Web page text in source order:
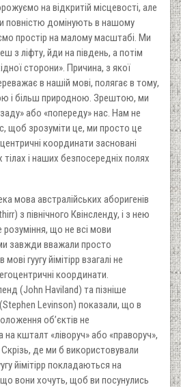
на відкритій місцевості, але
повністю домінують в нашому
простір на малому масштабі. Ми
з ліфту, йди на південь, а потім
сторони». Причина, з якої
в нашій мові, полягає в тому,
і більш природною. Зрештою, ми
або «попереду» нас. Нам не
щоб зрозуміти це, ми просто це
координати засновані
і наших безпосередніх полях
мова австралійських аборигенів
з північного Квінсленду, і з нею
що не всі мови
завжди вважали просто
гуугу йімітірр взагалі не
координати.
(John Haviland) та пізніше
(Stephen Levinson) показали, що в
об’єктів не
кшталт «ліворуч» або «праворуч»,
де ми б використовували
йімітірр покладаються на
вони хочуть, щоб ви посунулись